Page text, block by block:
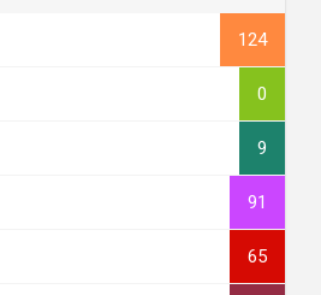
124
0
9
91
65